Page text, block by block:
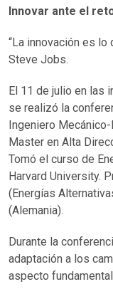
Innovar ante el
“La innovación es
Steve Jobs.
El 11 de julio en las
se realizó la
Ingeniero
Master en Alta
Tomó el curso de
Harvard University.
(Energías
(Alemania).
Durante la
adaptación a los
aspecto